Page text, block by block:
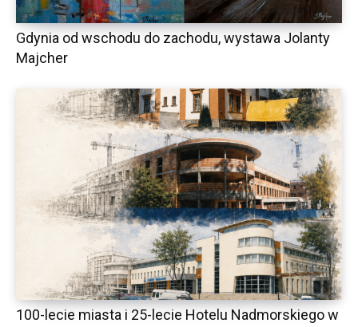
Gdynia od wschodu do zachodu, wystawa Jolanty
Majcher
100-lecie miasta i 25-lecie Hotelu Nadmorskiego w